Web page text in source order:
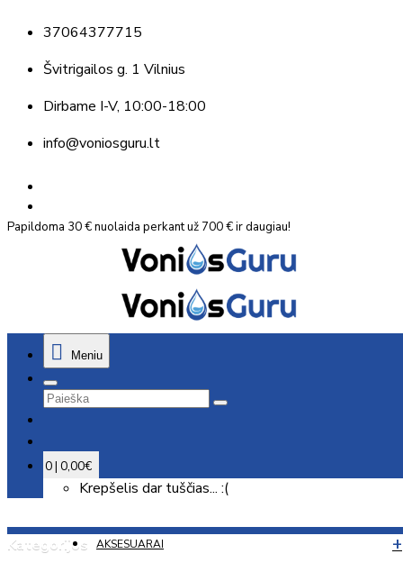
37064377715
Švitrigailos g. 1 Vilnius
Dirbame I-V, 10:00-18:00
info@voniosguru.lt
Papildoma 30 € nuolaida perkant už 700 € ir daugiau!
Meniu
0 | 0,00€
Krepšelis dar tuščias... :(
Kategorijos AKSESUARAI